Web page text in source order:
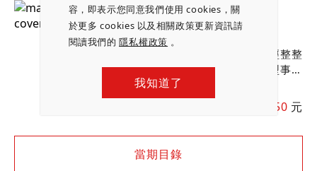
容，即表示您同意我們使用 cookies，關
於更多 cookies 以及相關政策更新資訊請
閱讀我們的隱私權政策 。
我知道了
財訊 680 期
施崇棠最強王牌
華碩集團布局智慧醫療艦隊，已經整整
花了７年的時間；如今正迎來轉型事業
起飛的新拐點。施崇棠手中的智慧醫療
王牌，不僅關係著華碩的未來，也暗藏
150 元
當期目錄